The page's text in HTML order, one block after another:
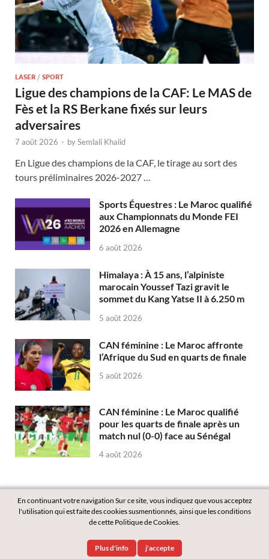
LASER / SPORT
Ligue des champions de la CAF: Le MAS de
Fès et la RS Berkane fixés sur leurs
adversaires
7 août 2026 - bySemlali Khalid
En Ligue des champions de la CAF, le tirage au sort des
tours préliminaires 2026-2027 …
Sports Équestres : Le Maroc qualifié
aux Championnats du Monde FEI
2026 en Allemagne
6 août 2026
Himalaya : À 15 ans, l’alpiniste
marocain Youssef Tazi gravit le
sommet du Kang Yatse II à 6.250 m
5 août 2026
CAN féminine : Le Maroc affronte
l’Afrique du Sud en quarts de finale
5 août 2026
CAN féminine : Le Maroc qualifié
pour les quarts de finale après un
match nul (0-0) face au Sénégal
4 août 2026
WordPressandHitMag.
En continuant votre navigation Sur ce site, vous indiquez que vous acceptez
l'utilisation qui est faite des cookies susmentionnés, ainsi que les conditions
de cette Politique de Cookies.
Plus d'info j'accepte